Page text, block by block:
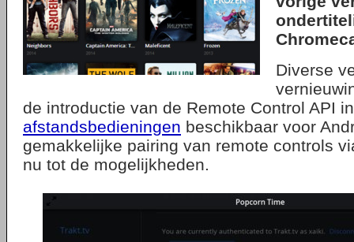
Diverse
de introductie van de Remote Control API
afstandsbedieningen beschikbaar voor
gemakkelijke pairing van remote controls
nu tot de mogelijkheden.